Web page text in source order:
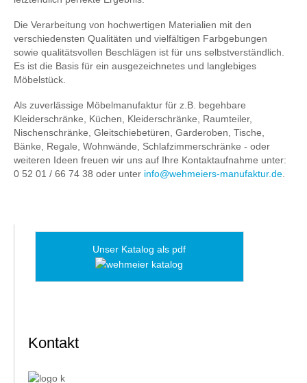
Die Verarbeitung von hochwertigen Materialien mit den
verschiedensten Qualitäten und vielfältigen Farbgebungen
sowie qualitätsvollen Beschlägen ist für uns selbstverständlich.
Es ist die Basis für ein ausgezeichnetes und langlebiges
Möbelstück.
Als zuverlässige Möbelmanufaktur für z.B. begehbare
Kleiderschränke, Küchen, Kleiderschränke, Raumteiler,
Nischenschränke, Gleitschiebetüren, Garderoben, Tische,
Bänke, Regale, Wohnwände, Schlafzimmerschränke - oder
weiteren Ideen freuen wir uns auf Ihre Kontaktaufnahme unter:
0 52 01 / 66 74 38 oder unter info@wehmeiers-manufaktur.de.
Unser Katalog als pdf
Kontakt